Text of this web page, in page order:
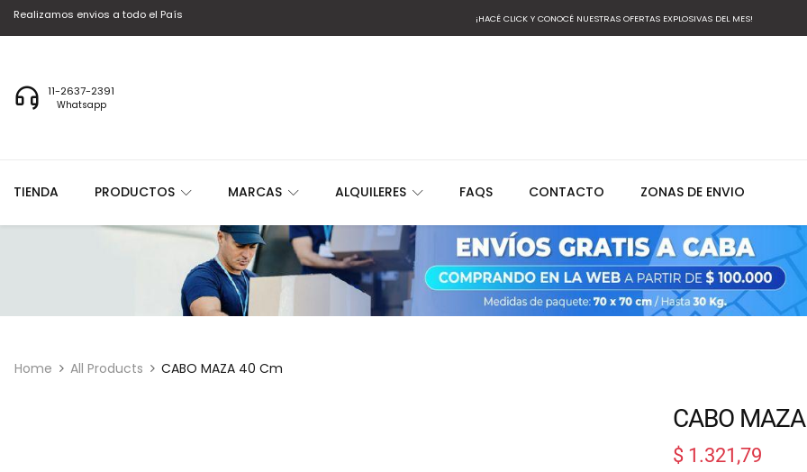
Realizamos envios a todo el País ¡HACÉ CLICK Y CONOCÉ NUESTRAS OFERTAS EXPLOSIVAS DEL MES!
11-2637-2391
Whatsapp
TIENDA PRODUCTOS MARCAS ALQUILERES FAQS CONTACTO ZONAS DE ENVIO
Home All Products CABO MAZA 40 Cm
CABO
$ 1.321,79